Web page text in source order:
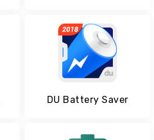
DU Battery Saver